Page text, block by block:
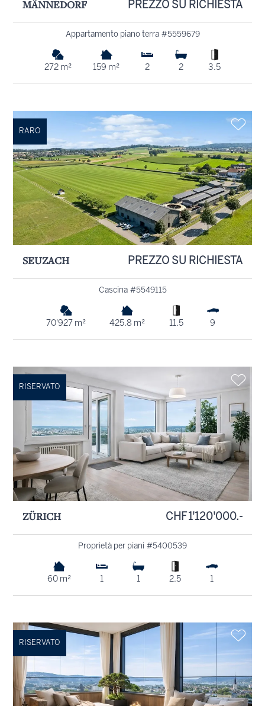
MÄNNEDORF PREZZO SU RICHIESTA
Appartamento piano terra #5559679
272 m² 159 m² 2 2 3.5
RARO
SEUZACH PREZZO SU RICHIESTA
Cascina #5549115
70'927 m² 425.8 m² 11.5 9
RISERVATO
ZÜRICH CHF 1'120'000.-
Proprietà per piani #5400539
60 m² 1 1 2.5 1
RISERVATO